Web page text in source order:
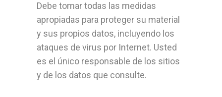
Debe tomar todas las medidas
apropiadas para proteger su material
y sus propios datos, incluyendo los
ataques de virus por Internet. Usted
es el único responsable de los sitios
y de los datos que consulte.